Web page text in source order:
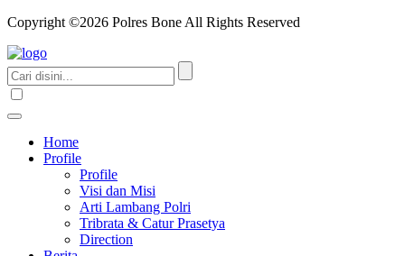
Copyright ©2026 Polres Bone All Rights Reserved
Home
Profile
Profile
Visi dan Misi
Arti Lambang Polri
Tribrata & Catur Prasetya
Direction